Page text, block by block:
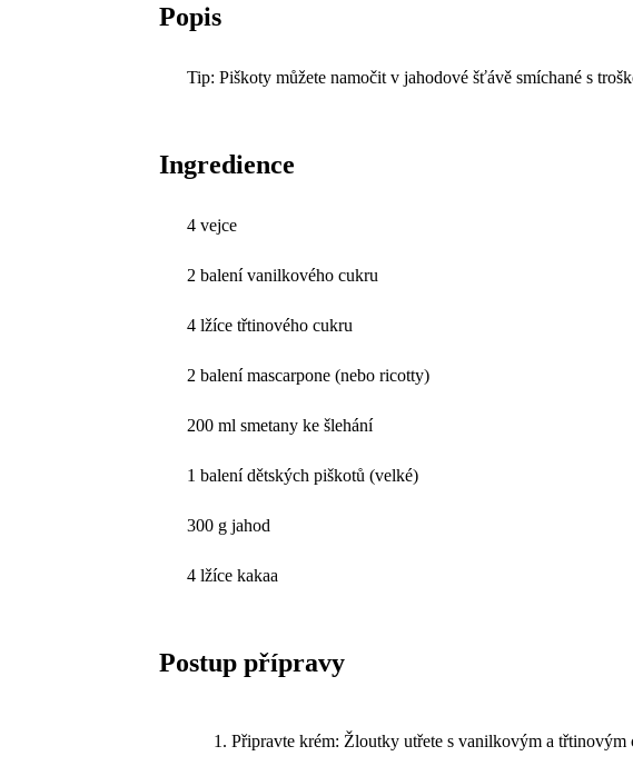
Popis
Tip: Piškoty můžete namočit v jahodové šťávě smíchané s
Ingredience
4 vejce
2 balení vanilkového cukru
4 lžíce třtinového cukru
2 balení mascarpone (nebo ricotty)
200 ml smetany ke šlehání
1 balení dětských piškotů (velké)
300 g jahod
4 lžíce kakaa
Postup přípravy
Připravte krém: Žloutky utřete s vanilkovým a